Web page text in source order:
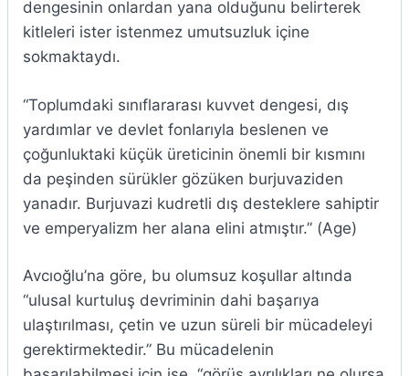
dengesinin onlardan yana olduğunu belirterek
kitleleri ister istenmez umutsuzluk içine
sokmaktaydı.
“Toplumdaki sınıflararası kuvvet dengesi, dış
yardımlar ve devlet fonlarıyla beslenen ve
çoğunluktaki küçük üreticinin önemli bir kısmını
da peşinden sürükler gözüken burjuvaziden
yanadır. Burjuvazi kudretli dış desteklere sahiptir
ve emperyalizm her alana elini atmıştır.” (Age)
Avcıoğlu’na göre, bu olumsuz koşullar altında
“ulusal kurtuluş devriminin dahi başarıya
ulaştırılması, çetin ve uzun süreli bir mücadeleyi
gerektirmektedir.” Bu mücadelenin